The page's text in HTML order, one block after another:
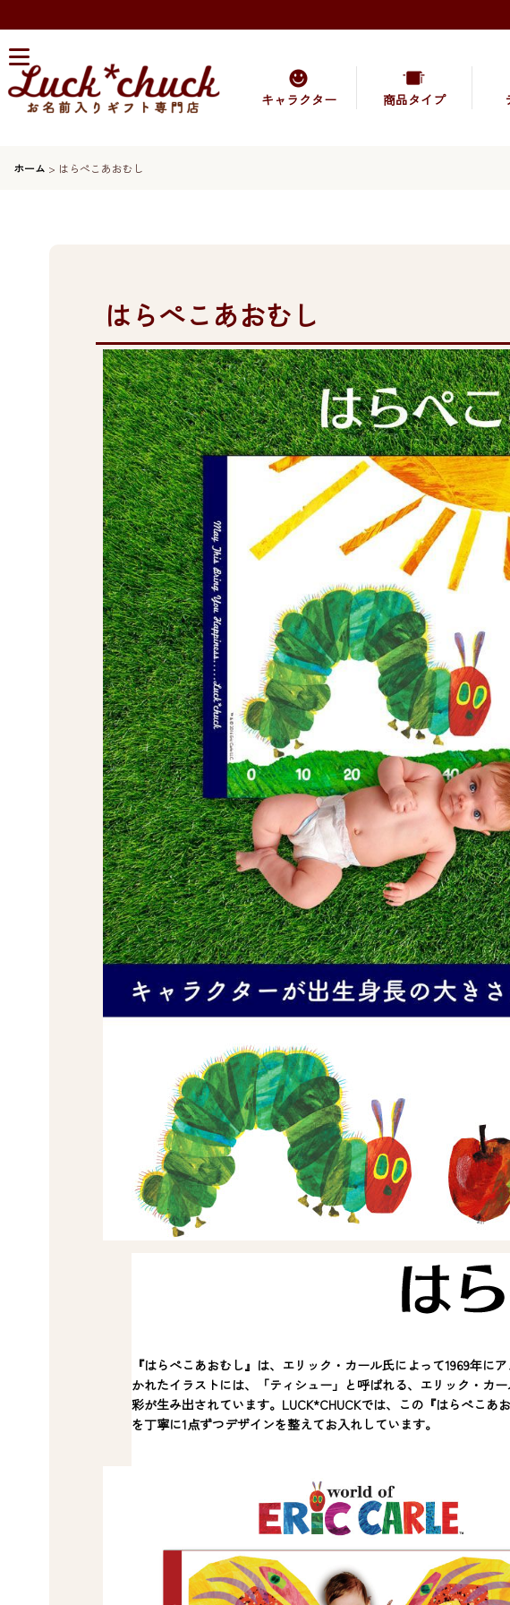
キャラクター 商品タイプ
ホーム > はらぺこあおむし
はらぺこあおむし
『はらぺこあおむし』は、エリック・カール氏によって1969年
かれたイラストには、「ティシュー」と呼ばれる、エリック・カ
彩が生み出されています。LUCK*CHUCKでは、この『はらぺこ
を丁寧に1点ずつデザインを整えてお入れしています。